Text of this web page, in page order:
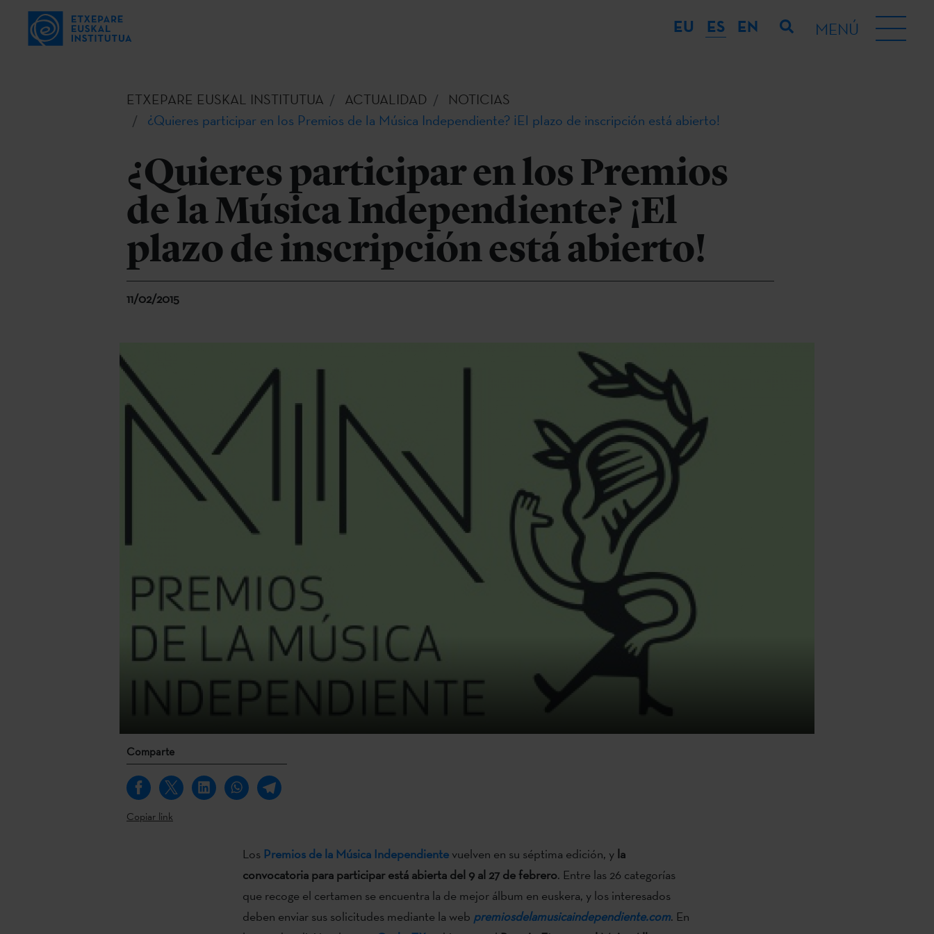
EU ES EN MENÚ
ETXEPARE EUSKAL INSTITUTUA ACTUALIDAD
NOTICIAS
¿Quieres participar en los Premios de la Música Independiente? ¡El plazo de inscripción está abierto!
¿Quieres participar en los Premios
de la Música Independiente? ¡El
plazo de inscripción está abierto!
11/02/2015
Comparte
Copiar link
Los Premios de la Música Independiente vuelven en su séptima edición, y la
convocatoria para participar está abierta del 9 al 27 de febrero. Entre las 26 categorías
que recoge el certamen se encuentra la de mejor álbum en euskera, y los interesados
deben enviar sus solicitudes mediante la web premiosdelamusicaindependiente.com. En